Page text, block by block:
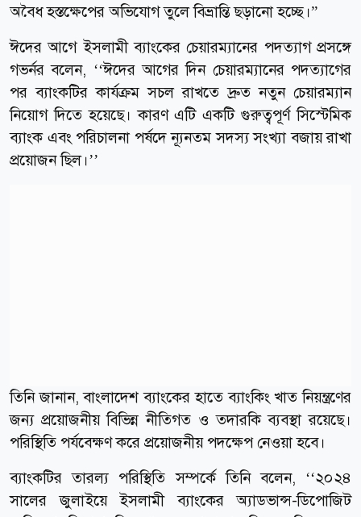
অবৈধ হস্তক্ষেপের অভিযোগ তুলে বিভ্রান্তি ছড়ানো হচ্ছে।”
ঈদের আগে ইসলামী ব্যাংকের চেয়ারম্যানের পদত্যাগ প্রসঙ্গে
গভর্নর বলেন, ‘‘ঈদের আগের দিন চেয়ারম্যানের পদত্যাগের
পর ব্যাংকটির কার্যক্রম সচল রাখতে দ্রুত নতুন চেয়ারম্যান
নিয়োগ দিতে হয়েছে। কারণ এটি একটি গুরুত্বপূর্ণ সিস্টেমিক
ব্যাংক এবং পরিচালনা পর্ষদে ন্যূনতম সদস্য সংখ্যা বজায় রাখা
প্রয়োজন ছিল।’’
তিনি জানান, বাংলাদেশ ব্যাংকের হাতে ব্যাংকিং খাত নিয়ন্ত্রণের
জন্য প্রয়োজনীয় বিভিন্ন নীতিগত ও তদারকি ব্যবস্থা রয়েছে।
পরিস্থিতি পর্যবেক্ষণ করে প্রয়োজনীয় পদক্ষেপ নেওয়া হবে।
ব্যাংকটির তারল্য পরিস্থিতি সম্পর্কে তিনি বলেন, ‘‘২০২৪
সালের জুলাইয়ে ইসলামী ব্যাংকের অ্যাডভান্স-ডিপোজিট